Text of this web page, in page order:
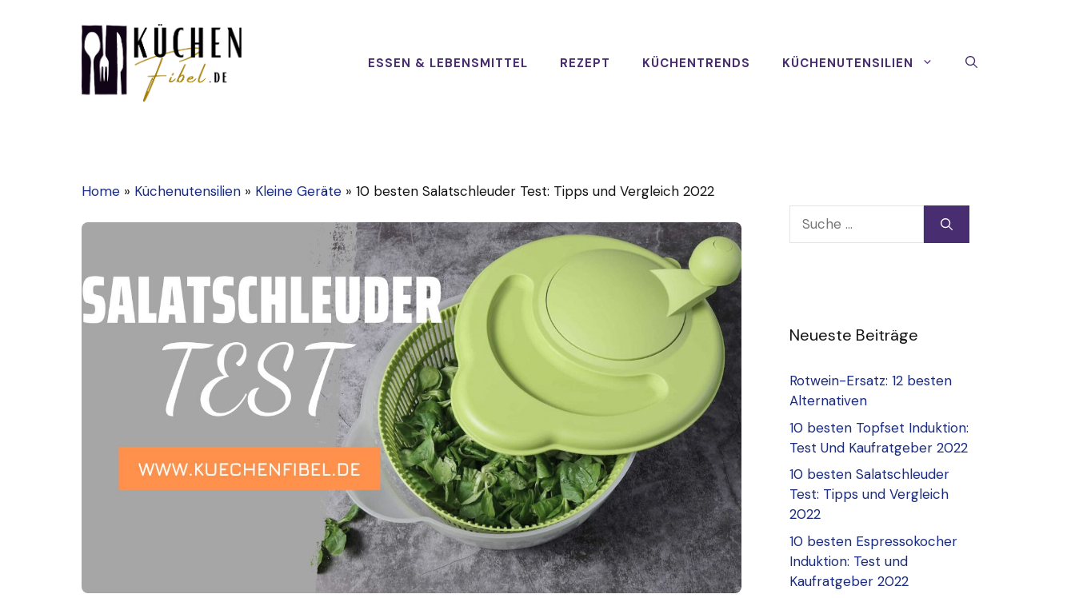
ESSEN & LEBENSMITTEL REZEPT KÜCHENTRENDS KÜCHENUTENSILIEN
Home » Küchenutensilien » Kleine Geräte » 10 besten Salatschleuder Test: Tipps und Vergleich 2022
Suche
nach:
Neueste Beiträge
Rotwein-Ersatz: 12 besten
Alternativen
10 besten Topfset Induktion:
Test Und Kaufratgeber 2022
10 besten Salatschleuder
Test: Tipps und Vergleich
2022
10 besten Espressokocher
Induktion: Test und
Kaufratgeber 2022